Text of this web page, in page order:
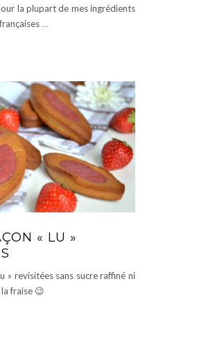
la plupart de mes ingrédients
…
« LU »
» revisitées sans sucre raffiné ni
fraise 😉